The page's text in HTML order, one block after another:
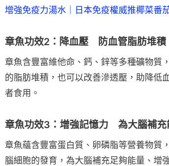
增強免疫力湯水｜日本免疫權威推椰菜番
章魚功效2：降血壓 防血管脂肪堆積
章魚含豐富維他命、鈣、鋅等多種礦物質
的脂肪堆積，也可以改善滲透壓，助降低
者食用。
章魚功效3：增強記憶力 為大腦補充
章魚蘊含豐富蛋白質、卵磷脂等營養物質
腦細胞的發育，為大腦補充足夠能量、增